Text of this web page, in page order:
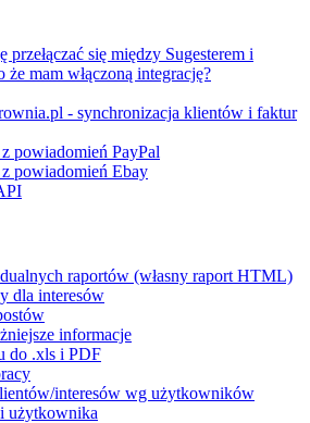
przełączać się między Sugesterem i
mam włączoną integrację?
- synchronizacja klientów i faktur
powiadomień PayPal
powiadomień Ebay
raportów (własny raport HTML)
dla interesów
informacje
do .xls i PDF
interesów wg użytkowników
użytkownika